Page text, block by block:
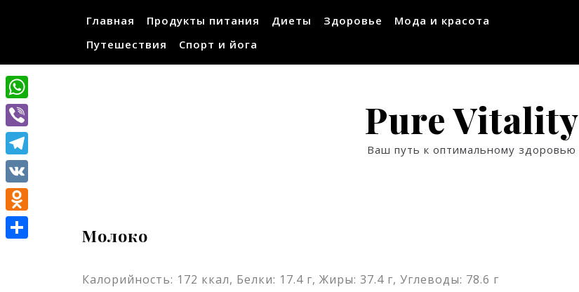
Главная Продукты питания Диеты Здоровье
Мода и красота
Путешествия
Спорт и йога
Pure Vitality
Ваш путь к оптимальному здоровью
Молоко
Калорийность: 172 ккал, Белки: 17.4 г, Жиры: 37.4 г, Углеводы: 78.6 г
WhatsApp
Viber
Telegram
VK
Odnoklassniki